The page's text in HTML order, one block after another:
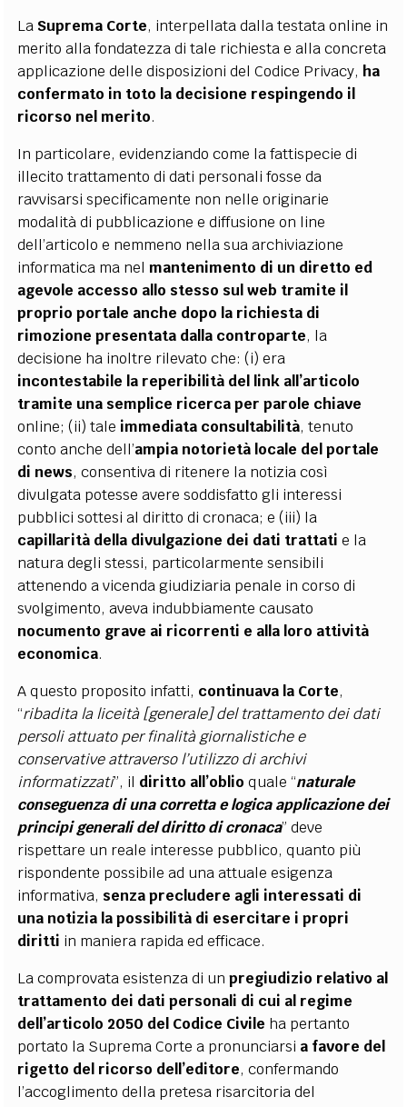
La Suprema Corte, interpellata dalla testata online in
merito alla fondatezza di tale richiesta e alla concreta
applicazione delle disposizioni del Codice Privacy, ha
confermato in toto la decisione respingendo il
ricorso nel merito.
In particolare, evidenziando come la fattispecie di
illecito trattamento di dati personali fosse da
ravvisarsi specificamente non nelle originarie
modalità di pubblicazione e diffusione on line
dell’articolo e nemmeno nella sua archiviazione
informatica ma nel mantenimento di un diretto ed
agevole accesso allo stesso sul web tramite il
proprio portale anche dopo la richiesta di
rimozione presentata dalla controparte, la
decisione ha inoltre rilevato che: (i) era
incontestabile la reperibilità del link all’articolo
tramite una semplice ricerca per parole chiave
online; (ii) tale immediata consultabilità, tenuto
conto anche dell’ampia notorietà locale del portale
di news, consentiva di ritenere la notizia così
divulgata potesse avere soddisfatto gli interessi
pubblici sottesi al diritto di cronaca; e (iii) la
capillarità della divulgazione dei dati trattati e la
natura degli stessi, particolarmente sensibili
attenendo a vicenda giudiziaria penale in corso di
svolgimento, aveva indubbiamente causato
nocumento grave ai ricorrenti e alla loro attività
economica.
A questo proposito infatti, continuava la Corte,
“ribadita la liceità [generale] del trattamento dei dati
persoli attuato per finalità giornalistiche e
conservative attraverso l’utilizzo di archivi
informatizzati”, il diritto all’oblioquale “naturale
conseguenza di una corretta e logica applicazione dei
principi generali del diritto di cronaca” deve
rispettare un reale interesse pubblico, quanto più
rispondente possibile ad una attuale esigenza
informativa, senza precludere agli interessati di
una notizia la possibilità di esercitare i propri
diritti in maniera rapida ed efficace.
La comprovata esistenza di unpregiudizio relativo al
trattamento dei dati personali di cui al regime
dell’articolo 2050 del Codice Civile ha pertanto
portato la Suprema Corte a pronunciarsi a favore del
rigetto del ricorso dell’editore, confermando
l’accoglimento della pretesa risarcitoria del